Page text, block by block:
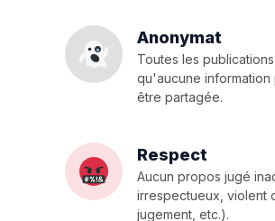
Anonymat
Toutes les
qu'aucune
être partagée.
Respect
Aucun propos jugé
irrespectueux, violent
jugement, etc.).